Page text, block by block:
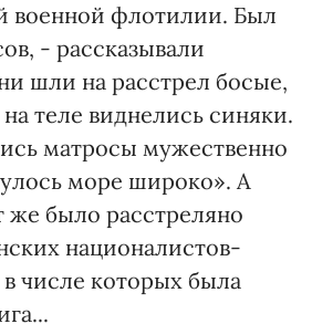
военной флотилии. Был
- рассказывали
шли на расстрел босые,
теле виднелись синяки.
матросы мужественно
море широко». А
же было расстреляно
националистов-
числе которых была